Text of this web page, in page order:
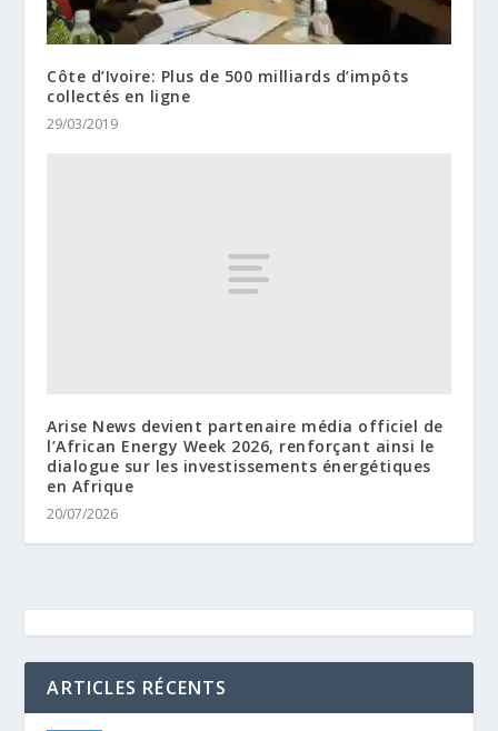
Côte d’Ivoire: Plus de 500 milliards d’impôts
collectés en ligne
29/03/2019
Arise News devient partenaire média officiel de
l’African Energy Week 2026, renforçant ainsi le
dialogue sur les investissements énergétiques
en Afrique
20/07/2026
ARTICLES RÉCENTS